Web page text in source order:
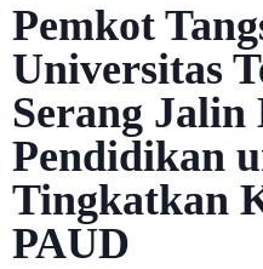
Pemkot
Universitas
Serang
Pendidikan
Tingkatkan
PAUD